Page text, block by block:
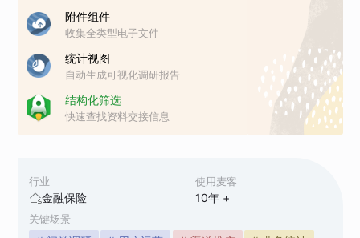
行业
金融保险
使用麦客
10年 +
关键场景
附件组件
收集全类型电子文件
统计视图
自动生成可视化调研报告
结构化筛选
快速查找资料交接信息